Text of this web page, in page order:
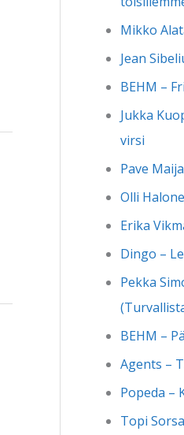
Mikko
Jean
BEHM –
Jukka
virsi
Pave
Olli
Erika
Dingo –
Pekka
BEHM –
Agents –
Popeda –
Topi